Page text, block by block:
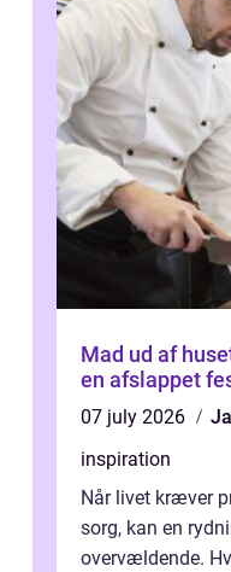
Mad ud af
en afslappet
07 july 2026
inspiration
Når livet kræver
sorg, kan en
overvældende.